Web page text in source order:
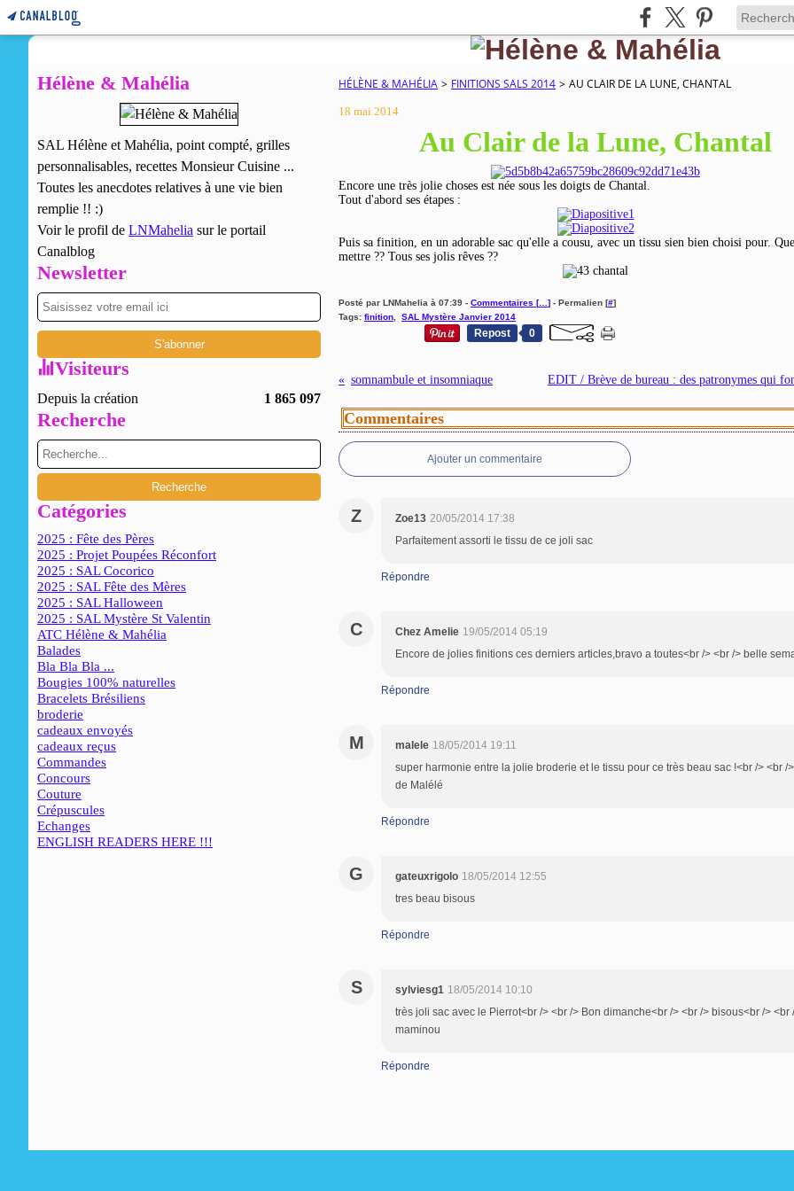
Hélène & Mahélia
SAL Hélène et Mahélia, point compté, grilles
personnalisables, recettes Monsieur Cuisine ...
Toutes les anecdotes relatives à une vie bien
remplie !! :)
Voir le profil de LNMahelia sur le portail
Canalblog
Newsletter
Visiteurs
Depuis la création 1 865 097
Recherche
Catégories
2025 : Fête des Pères
2025 : Projet Poupées Réconfort
2025 : SAL Cocorico
2025 : SAL Fête des Mères
2025 : SAL Halloween
2025 : SAL Mystère St Valentin
ATC Hélène & Mahélia
Balades
Bla Bla Bla ...
Bougies 100% naturelles
Bracelets Brésiliens
broderie
cadeaux envoyés
cadeaux reçus
Commandes
Concours
Couture
Crépuscules
Echanges
ENGLISH READERS HERE !!!
HÉLÈNE & MAHÉLIA > FINITIONS SALS 2014 > AU CLAIR DE LA LUNE, CHANTAL
18 mai 2014
Au Clair de la Lune, Chantal
Encore une très jolie choses est née sous les doigts de Chantal.
Tout d'abord ses étapes :
Puis sa finition, en un adorable sac qu'elle a cousu, avec un tissu sien bien choisi pour.
mettre ?? Tous ses jolis rêves ??
Posté par LNMahelia à 07:39 - Commentaires [… ] - Permalien [#]
Tags: finition SAL Mystère Janvier 2014
Repost 0
somnambule et insomniaque EDIT / Brève de bureau : des patronymes qui
Commentaires
Ajouter un commentaire
Z Zoe13 20/05/2014 17:38
Parfaitement assorti le tissu de ce joli sac
Répondre
C Chez Amelie 19/05/2014 05:19
Encore de jolies finitions ces derniers articles,bravo a toutes<br /> <br /> belle
Répondre
M malele 18/05/2014 19:11
super harmonie entre la jolie broderie et le tissu pour ce très beau sac !<br /> <br /
de Malélé
Répondre
G gateuxrigolo 18/05/2014 12:55
tres beau bisous
Répondre
S sylviesg1 18/05/2014 10:10
très joli sac avec le Pierrot<br /> <br /> Bon dimanche<br /> <br /> bisous<br /> <br
maminou
Répondre